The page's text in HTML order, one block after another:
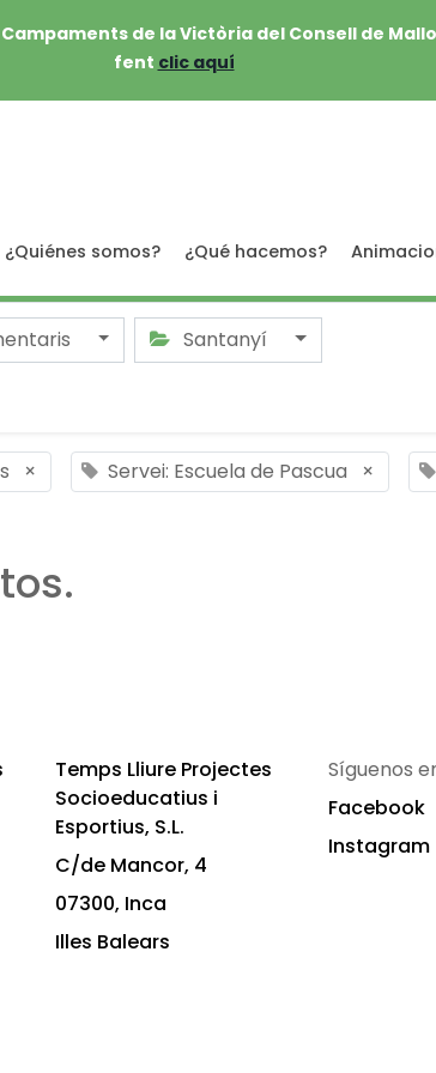
de la Victòria del Consell de
fent clic aquí
¿Quiénes somos? ¿Qué hacemos?
Santanyí
× Servei: Escuela de Pascua ×
Temps Lliure Projectes
Socioeducatius i
Esportius, S.L.
C/de Mancor, 4
07300, Inca
Illes Balears
Síguenos
Facebook
Instagram